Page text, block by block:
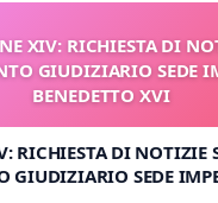
XIV: RICHIESTA DI
GIUDIZIARIO SEDE
BENEDETTO XVI
RICHIESTA DI NOTIZIE
GIUDIZIARIO SEDE